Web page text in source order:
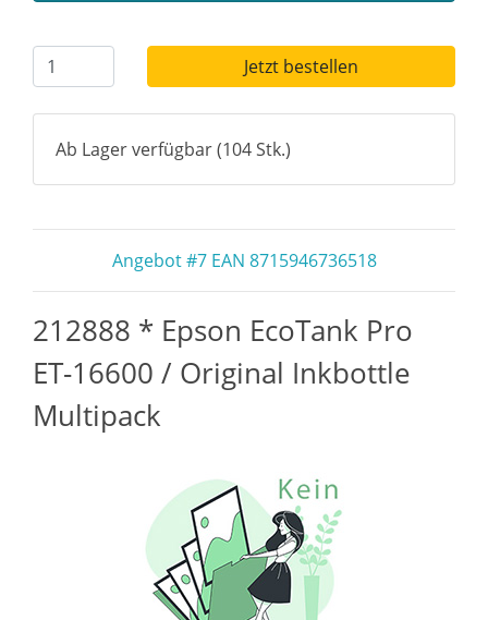
Jetzt bestellen
Ab Lager verfügbar (104 Stk.)
Angebot #7 EAN 8715946736518
212888 * Epson EcoTank Pro
ET-16600 / Original Inkbottle
Multipack